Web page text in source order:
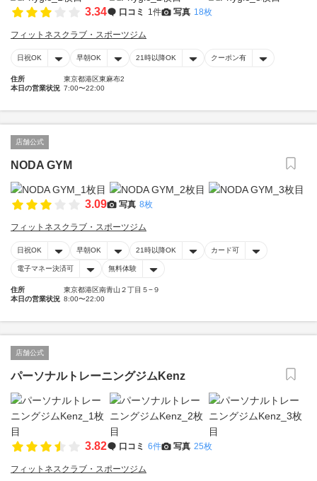
3.34 口コミ 1件 写真 18枚
フィットネスクラブ・スポーツジム
日祝OK 早朝OK 21時以降OK クーポン有
住所
東京都港区東麻布2
本日の営業状況 7:00〜22:00
店舗公式
NODA GYM
3.09 写真 8枚
フィットネスクラブ・スポーツジム
日祝OK 早朝OK 21時以降OK カード可
電子マネー決済可 無料体験
住所
東京都港区南青山２丁目５−９
本日の営業状況 8:00〜22:00
店舗公式
パーソナルトレーニングジムKenz
3.82 口コミ 6件 写真 25枚
フィットネスクラブ・スポーツジム